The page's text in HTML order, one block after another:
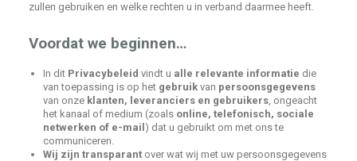
zullen gebruiken en welke rechten u in verband daarmee heeft.
Voordat we beginnen…
In dit Privacybeleid vindt u alle relevante informatie die
van toepassing is op het gebruik van persoonsgegevens
van onze klanten, leveranciers en gebruikers, ongeacht
het kanaal of medium (zoals online, telefonisch, sociale
netwerken of e-mail ) dat u gebruikt om met ons te
communiceren.
Wij zijn transparant over wat wij met uw persoonsgegevens